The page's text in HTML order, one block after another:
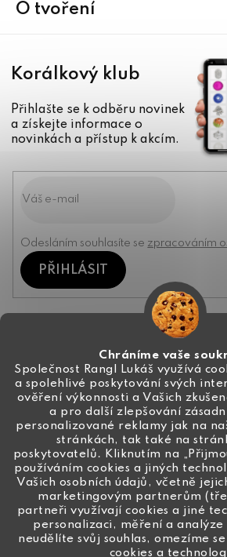
Chráníme vaše
Společnost Rangl Lukáš využívá
a spolehlivé poskytování svých
ověření výkonnosti a Vašich
a pro další zlepšování
personalizované reklamy jak na
stránkách, tak také na
poskytovatelů. Kliknutím na
používáním cookies a jiných
Vašich osobních údajů, včetně
marketingovým partnerům
partneři využívají cookies a jiné
personalizaci, měření a analýze
neudělíte svůj souhlas, omezíme
cookies a
O tvoření
Korálkový klub
Přihlašte se k odběru novinek
a získejte informace o
novinkách a přístup k akcím.
Odesláním souhlasíte se zpracováním
PŘIHLÁSIT
info@ceske-koralky.cz
+420 774 444 191